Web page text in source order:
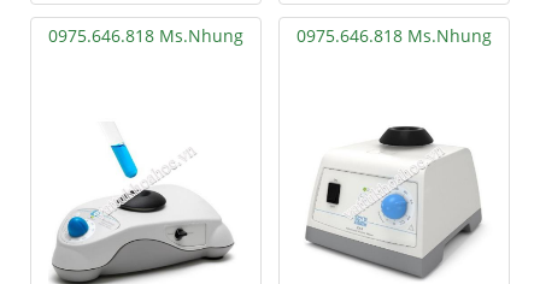
0975.646.818 Ms.Nhung 0975.646.818 Ms.Nhung